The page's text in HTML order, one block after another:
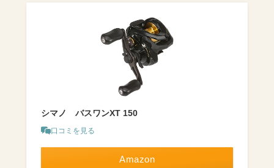
シマノ バスワンXT 150
口コミを見る
Amazon